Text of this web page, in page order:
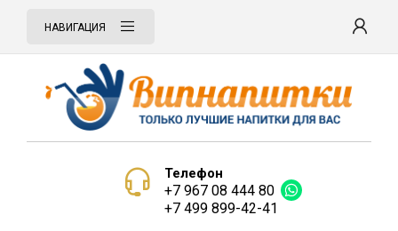
НАВИГАЦИЯ
Телефон
+7 967 08 444 80
+7 499 899-42-41